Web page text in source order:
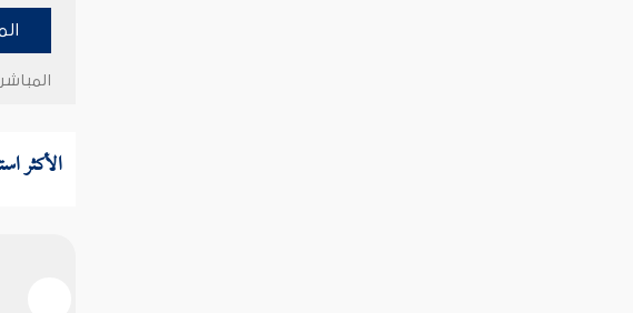
المباشر
الأكثر